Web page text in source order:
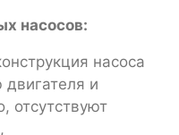
насосов:
насоса
двигателя и
отсутствуют